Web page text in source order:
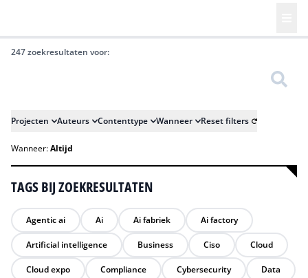
247 zoekresultaten voor:
Projecten Auteurs Contenttype Wanneer Reset filters
Wanneer:Altijd
TAGS BIJ ZOEKRESULTATEN
Agentic ai Ai Ai fabriek Ai factory
Artificial intelligence Business Ciso Cloud
Cloud expo Compliance Cybersecurity Data